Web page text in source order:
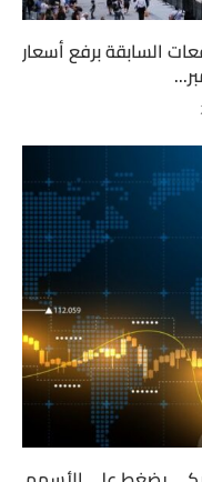
السابقة برفع أسعار